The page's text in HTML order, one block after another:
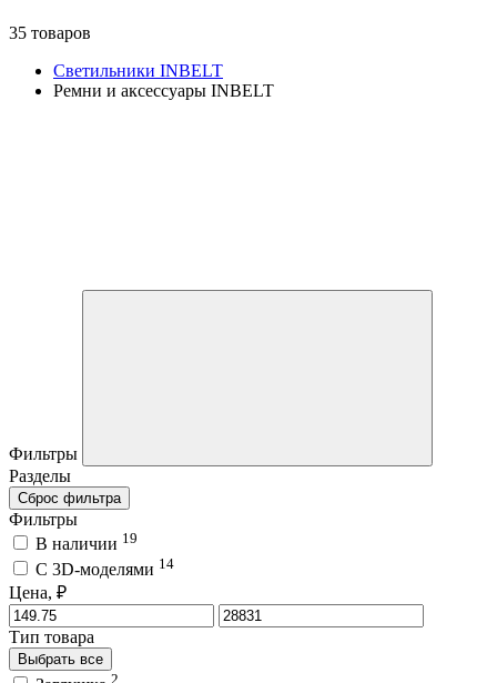
35 товаров
Светильники INBELT
Ремни и аксессуары INBELT
Фильтры
Разделы
Сброс фильтра
Фильтры
В наличии 19
C 3D-моделями 14
Цена, ₽
Тип товара
Выбрать все
2